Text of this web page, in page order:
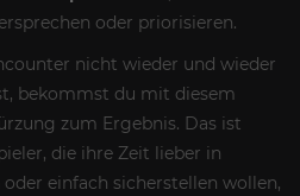
oder priorisieren.
nicht wieder und wieder
bekommst du mit diesem
zum Ergebnis. Das ist
die ihre Zeit lieber in
einfach sicherstellen wollen,